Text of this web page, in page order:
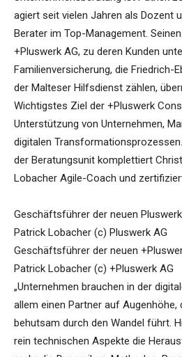
agiert seit vielen Jahren als Dozent
Berater im Top-Management.
+Pluswerk AG, zu deren Kunden
Familienversicherung, die Friedrich-
der Malteser Hilfsdienst zählen,
Wichtigstes Ziel der +Pluswerk
Unterstützung von Unternehmen,
digitalen
der Beratungsunit komplettiert
Lobacher Agile-Coach und
Geschäftsführer der neuen
Patrick Lobacher (c) Pluswerk AG
Geschäftsführer der neuen
Patrick Lobacher (c) +Pluswerk AG
„Unternehmen brauchen in der
allem einen Partner auf Augenhöhe,
behutsam durch den Wandel führt.
rein technischen Aspekte die